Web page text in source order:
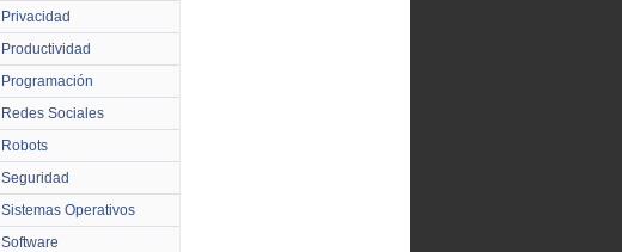
Privacidad
Productividad
Programación
Redes Sociales
Robots
Seguridad
Sistemas Operativos
Software